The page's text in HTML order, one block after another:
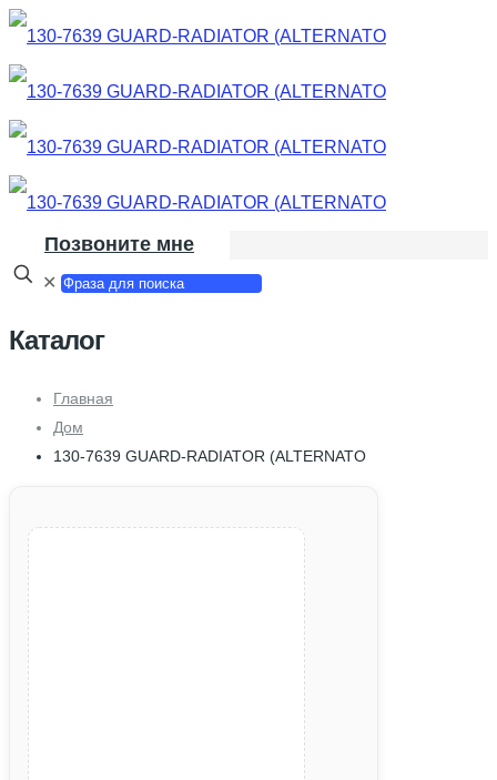
Позвоните мне
✕
Каталог
Главная
Дом
130-7639 GUARD-RADIATOR (ALTERNATO